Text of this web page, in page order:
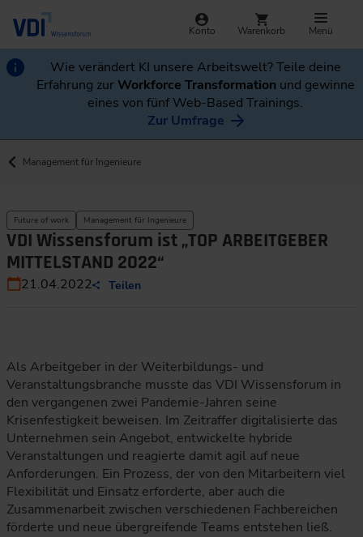
Konto Warenkorb Menü
Wie verändert KI unsere Arbeitswelt? Teile deine
Erfahrung zurWorkforce Transformation und gewinne
eines von fünf Web-Based Trainings.
Zur Umfrage
Management für Ingenieure
Future of work Management für Ingenieure
VDI Wissensforum ist „TOP ARBEITGEBER
MITTELSTAND 2022“
21.04.2022 Teilen
Als Arbeitgeber in der Weiterbildungs- und
Veranstaltungsbranche musste das VDI Wissensforum in
den vergangenen zwei Pandemie-Jahren seine
Krisenfestigkeit beweisen. Im Zeitraffer digitalisierte das
Unternehmen sein Angebot, entwickelte hybride
Veranstaltungen und reagierte damit agil auf neue
Anforderungen. Ein Prozess, der von den Mitarbeitern viel
Flexibilität und Einsatz erforderte, aber auch die
Zusammenarbeit zwischen verschiedenen Fachbereichen
förderte und neue übergreifende Teams entstehen ließ.